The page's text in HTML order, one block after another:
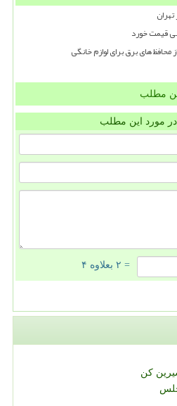
های برق برای لوازم خانگی
مطلب
مورد این مطلب
= ۲ بعلاوه ۴
کن